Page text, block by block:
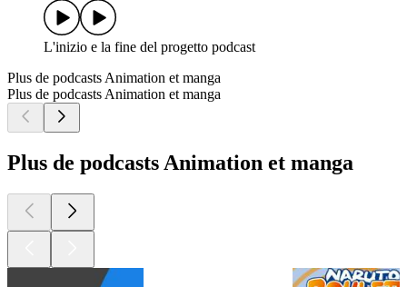
L'inizio e la fine del progetto podcast
Plus de podcasts Animation et manga
Plus de podcasts Animation et manga
Plus de podcasts Animation et manga